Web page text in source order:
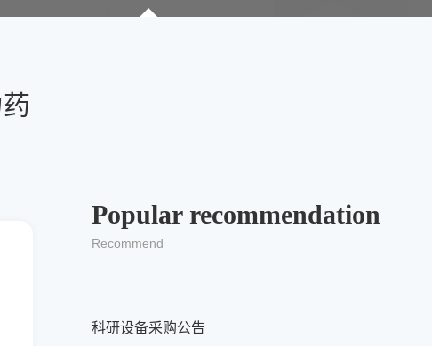
Popular recommendation
Recommend
科研设备采购公告